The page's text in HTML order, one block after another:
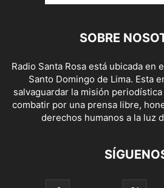
SOBRE
Radio Santa Rosa está ubicada en
Santo Domingo de Lima. Esta
salvaguardar la misión
combatir por una prensa libre,
derechos humanos a la luz